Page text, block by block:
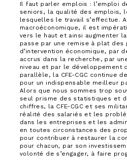
Il faut parler emplois : l’emploi
seniors, la qualité des emplois,
lesquelles le travail s’effectue.
macroéconomique, il est
vers le haut et ainsi augmenter
passe par une remise à plat des
d’intervention économique, par
accrus dans la recherche, par
niveau et par le développement
parallèle, la CFE-CGC continue
pour un indispensable meilleur
Alors que nous sommes trop
seul prisme des statistiques et
chiffres, la CFE-CGC et ses
réalité des salariés et les
dans les entreprises et les
en toutes circonstances des
pour contribuer à restaurer la
pour chacun, par son
volonté de s’engager, à faire